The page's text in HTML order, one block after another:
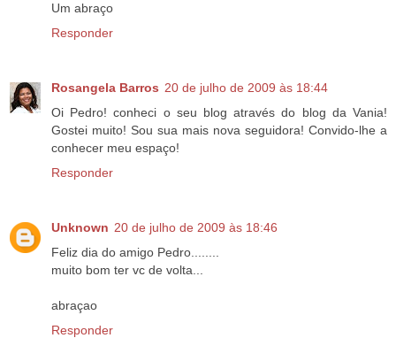
Um abraço
Responder
Rosangela Barros 20 de julho de 2009 às 18:44
Oi Pedro! conheci o seu blog através do blog da Vania!
Gostei muito! Sou sua mais nova seguidora! Convido-lhe a
conhecer meu espaço!
Responder
Unknown 20 de julho de 2009 às 18:46
Feliz dia do amigo Pedro........
muito bom ter vc de volta...
abraçao
Responder